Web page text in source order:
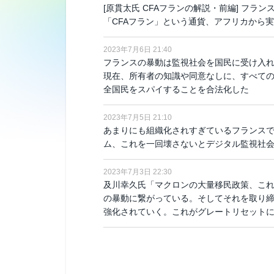
[原貫太氏 CFAフランの解説・前編] フラン
「CFAフラン」という通貨、アフリカから
2023年7月6日 21:40
フランスの暴動は監視社会を国民に受け入
現在、所有者の知識や同意なしに、すべて
全国民をスパイすることを合法化した
2023年7月5日 21:10
あまりにも組織化されすぎているフランス
ム、これを一回壊さないとデジタル監視社
2023年7月3日 22:30
及川幸久氏「マクロンの大量移民政策、こ
の暴動に繋がっている。そしてそれを取り
強化されていく。これがグレートリセット